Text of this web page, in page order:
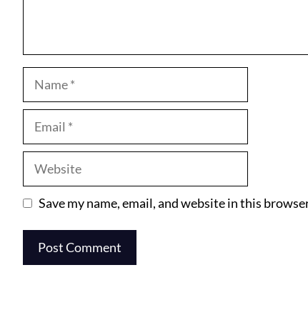
Save my name, email, and website in this